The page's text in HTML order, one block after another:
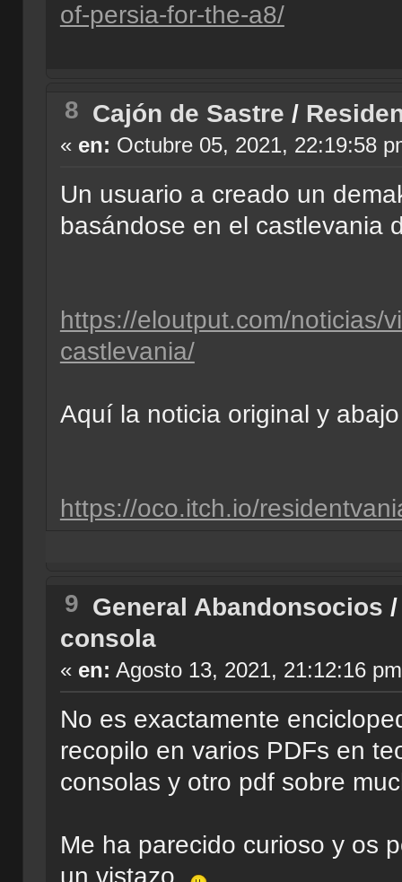
of-persia-for-the-a8/
8 Cajón de Sastre /
« en: Octubre 05, 2021, 22:19:58
Un usuario a creado un
basándose en el castlevania
https://eloutput.com/noticias/
castlevania/
Aquí la noticia original y
https://oco.itch.io/
9 General Abandonsocios
consola
« en: Agosto 13, 2021, 21:12:16
No es exactamente
recopilo en varios PDFs en
consolas y otro pdf sobre
Me ha parecido curioso y os
un vistazo.